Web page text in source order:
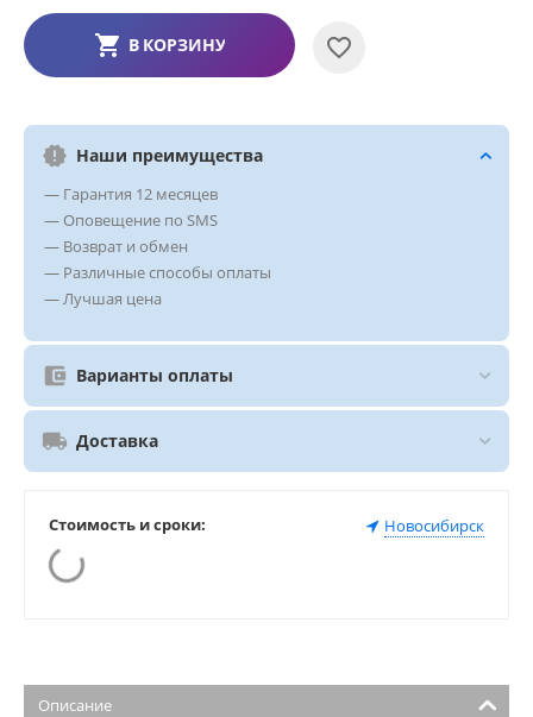
В КОРЗИНУ
Наши преимущества
— Гарантия 12 месяцев
— Оповещение по SMS
— Возврат и обмен
— Различные способы оплаты
— Лучшая цена
Варианты оплаты
Доставка
Стоимость и сроки: Новосибирск
Описание